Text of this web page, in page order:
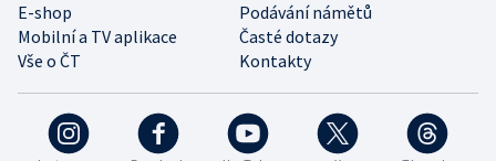
E-shop
Podávání námětů
Mobilní a TV aplikace
Časté dotazy
Vše o ČT
Kontakty